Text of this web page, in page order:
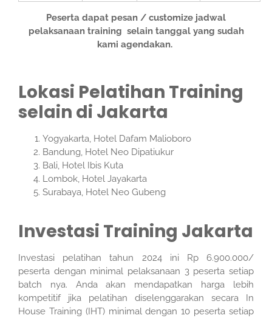
Peserta dapat pesan / customize jadwal
pelaksanaan training selain tanggal yang sudah
kami agendakan.
Lokasi Pelatihan Training
selain di Jakarta
Yogyakarta, Hotel Dafam Malioboro
Bandung, Hotel Neo Dipatiukur
Bali, Hotel Ibis Kuta
Lombok, Hotel Jayakarta
Surabaya, Hotel Neo Gubeng
Investasi Training Jakarta
Investasi pelatihan tahun 2024 ini Rp 6.900.000/
peserta dengan minimal pelaksanaan 3 peserta setiap
batch nya. Anda akan mendapatkan harga lebih
kompetitif jika pelatihan diselenggarakan secara In
House Training (IHT) minimal dengan 10 peserta setiap